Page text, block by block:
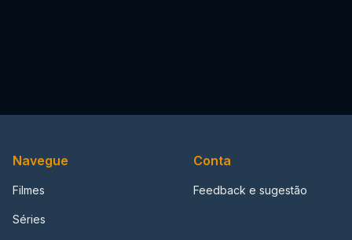
Navegue
Filmes
Séries
Conta
Feedback e sugestão